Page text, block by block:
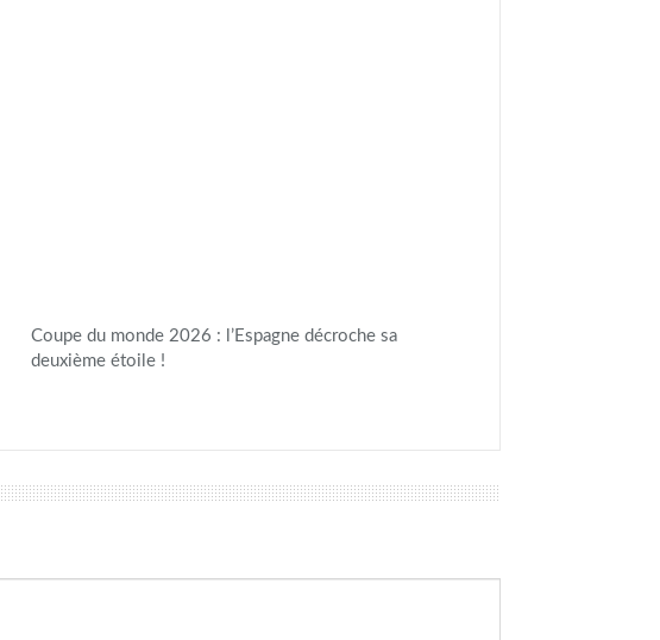
Coupe du monde 2026 : l’Espagne décroche sa
deuxième étoile !